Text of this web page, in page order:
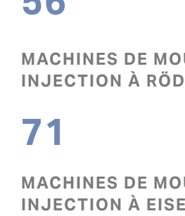
MACHINES DE
INJECTION À
71
MACHINES DE
INJECTION À